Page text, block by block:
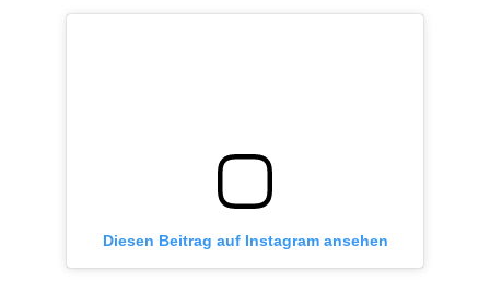
Diesen Beitrag auf Instagram ansehen